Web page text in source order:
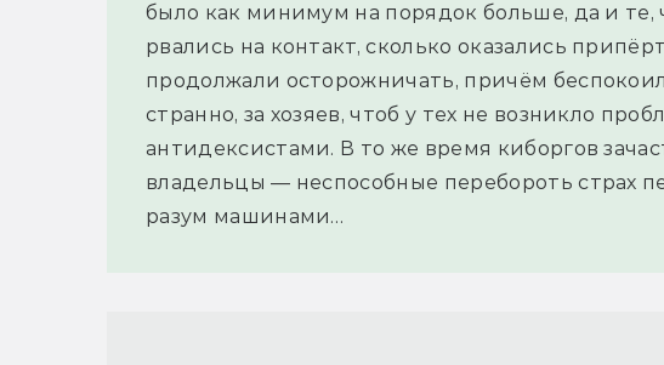
было как минимум на порядок больше, да и те,
рвались на контакт, сколько оказались
продолжали осторожничать, причём
странно, за хозяев, чтоб у тех не возникло
антидексистами. В то же время киборгов
владельцы — неспособные перебороть страх
разум машинами…